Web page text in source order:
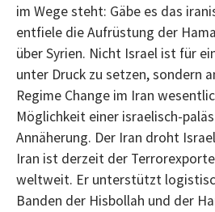
im Wege steht: Gäbe es das
entfiele die Aufrüstung der
über Syrien. Nicht Israel ist für
unter Druck zu setzen, sondern
Regime Change im Iran
Möglichkeit einer israelisch-
Annäherung. Der Iran droht
Iran ist derzeit der
weltweit. Er unterstützt
Banden der Hisbollah und der